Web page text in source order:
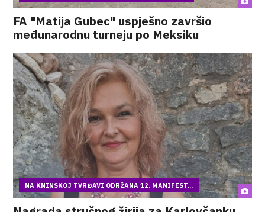
FA "Matija Gubec" uspješno završio
međunarodnu turneju po Meksiku
NA KNINSKOJ TVRĐAVI ODRŽANA 12. MANIFEST...